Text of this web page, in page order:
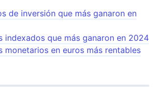
de inversión que más ganaron en
indexados que más ganaron en 2024
monetarios en euros más rentables